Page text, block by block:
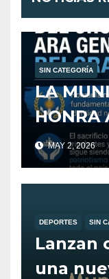
SIN CATEGORÍA
LA
HONRA
MAY 2, 2026
DEPORTES SIN
Lanzan
una